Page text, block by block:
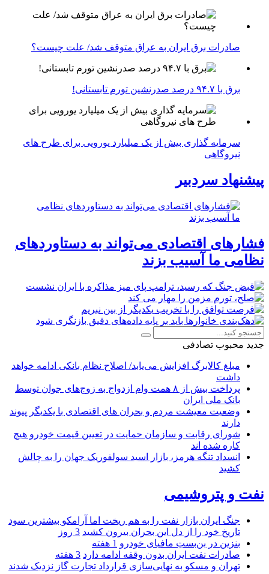
صادرات برق ایران به عراق متوقف شد/ علت چیست؟
برق با ۹۴.۷ درصد صدرنشین تورم تابستانی!
سرمایه گذاری بیش از یک میلیارد یورویی برای طرح های
نیروگاهی
پیشنهاد سردبیر
فشارهای اقتصادی می‌تواند به دستاوردهای
نظامی ما آسیب بزند
جدید محبوب تصادفی
مبلغ کالابرگ افزایش می‌یابد/ اصلاح نظام بانکی ادامه خواهد
داشت
پرداخت بیش از ۸ همت وام ازدواج به زوج‌های جوان توسط
بانک ملی ایران
وضعیت معیشت مردم و بحران های اقتصادی با یکدیگر پیوند
دارند
شورای رقابت و سازمان حمایت در تعیین قیمت خودرو هیچ
کاره شده اند
انسداد تنگه هرمز، بازار اسید سولفوریک جهان را به چالش
کشید
نفت و پتروشیمی
جنگ ایران بازار نفت را به هم ریخت اما آرامکو بیشترین سود
تاریخ خود را از دل این بحران بیرون کشید 3 روز
بنزین در بن‌بستِ مافیای خودرو 1 هفته
صادرات نفت ایران بدون وقفه ادامه دارد 3 هفته
تهران و مسکو به نهایی‌سازی قرارداد تجارت گاز نزدیک شدند